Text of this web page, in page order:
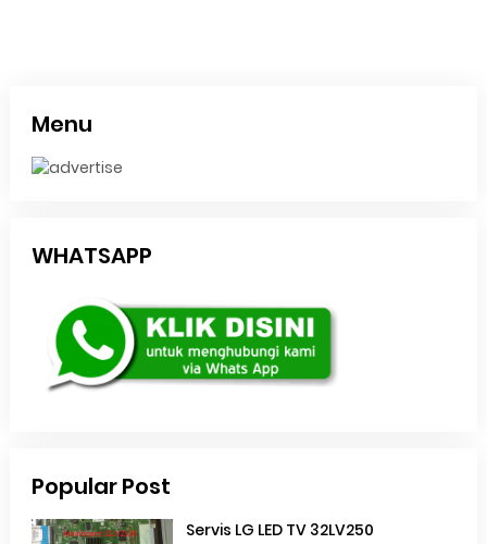
Menu
WHATSAPP
Popular Post
Servis LG LED TV 32LV250